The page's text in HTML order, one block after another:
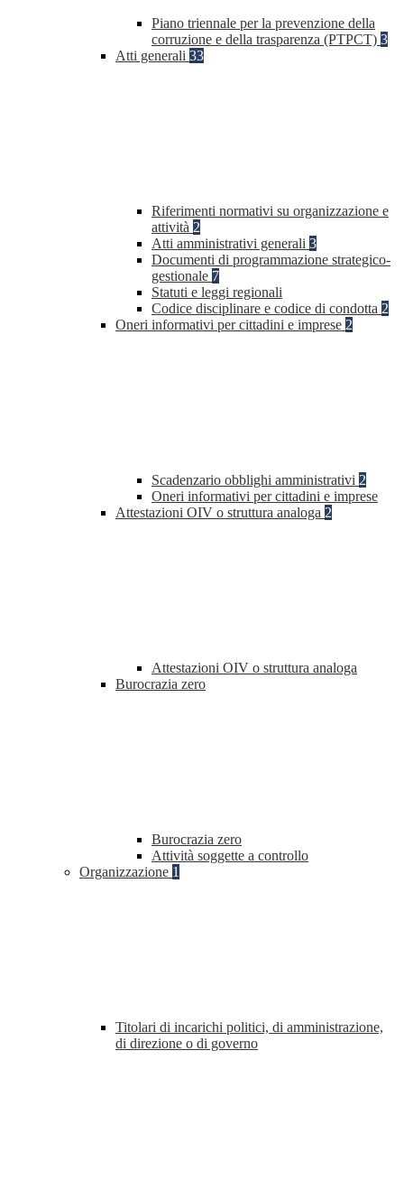
Piano triennale per la prevenzione della
corruzione e della trasparenza (PTPCT) 3
Atti generali 33
Riferimenti normativi su organizzazione e
attività 2
Atti amministrativi generali 3
Documenti di programmazione strategico-
gestionale 7
Statuti e leggi regionali
Codice disciplinare e codice di condotta 2
Oneri informativi per cittadini e imprese 2
Scadenzario obblighi amministrativi 2
Oneri informativi per cittadini e imprese
Attestazioni OIV o struttura analoga 2
Attestazioni OIV o struttura analoga
Burocrazia zero
Burocrazia zero
Attività soggette a controllo
Organizzazione 1
Titolari di incarichi politici, di amministrazione,
di direzione o di governo